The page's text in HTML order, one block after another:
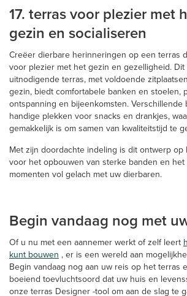
17. terras voor plezier met
gezin en socialiseren
Creëer dierbare herinneringen op een terras
voor plezier met het gezin en gezelligheid. Dit
uitnodigende terras, met voldoende
gezin, biedt comfortabele banken en stoelen,
ontspanning en bijeenkomsten. Verschillende
handige plekken voor snacks en drankjes,
gemakkelijk is om samen van kwaliteitstijd te
Met zijn doordachte indeling is dit ontwerp
voor het opbouwen van sterke banden en het
momenten vol gelach met uw dierbaren.
Begin vandaag nog met
Of u nu met een aannemer werkt of zelf leert
kunt bouwen , er is een wereld aan
Begin vandaag nog aan uw reis op het terras
boeiend toevluchtsoord dat uw huis en
onze terras Designer -tool om aan de slag te